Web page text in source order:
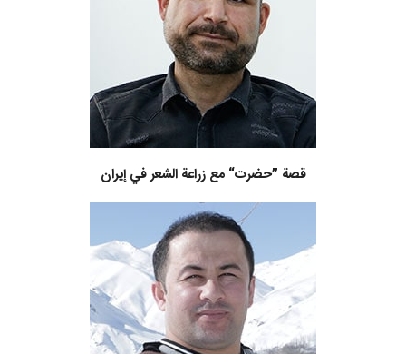
قصة ”حضرت“ مع زراعة الشعر في إيران